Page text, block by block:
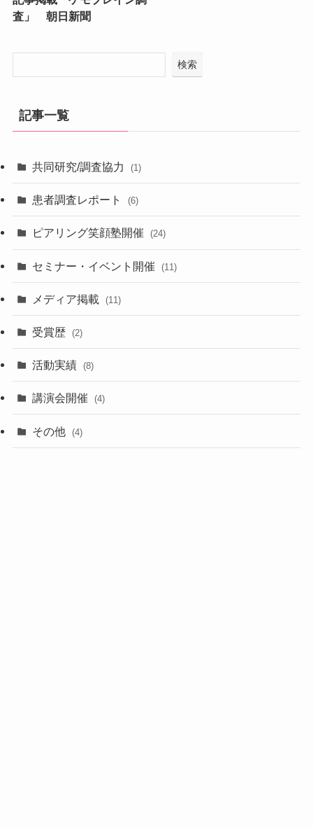
査」 朝日新聞
検索
記事一覧
共同研究/調査協力 (1)
患者調査レポート (6)
ピアリング笑顔塾開催 (24)
セミナー・イベント開催 (11)
メディア掲載 (11)
受賞歴 (2)
活動実績 (8)
講演会開催 (4)
その他 (4)